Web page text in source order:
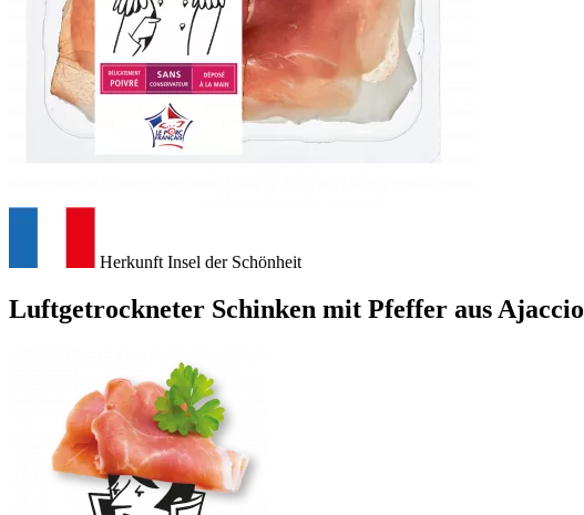
Herkunft Insel der Schönheit
Luftgetrockneter Schinken mit Pfeffer aus Ajaccio